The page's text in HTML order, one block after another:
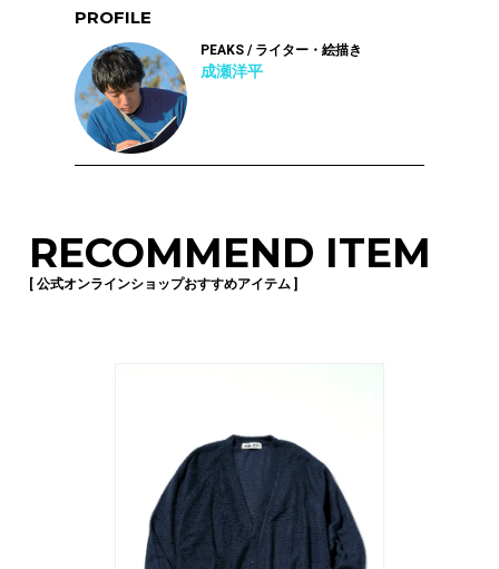
PROFILE
PEAKS / ライター・絵描き
成瀬洋平
RECOMMEND ITEM
[ 公式オンラインショップおすすめアイテム ]